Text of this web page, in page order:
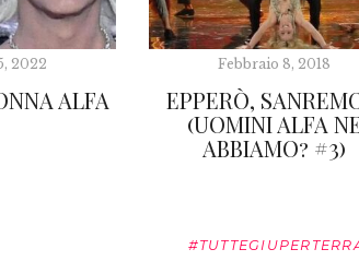
2022
ALFA
Febbraio 8, 2018
EPPERÒ,
(UOMINI ALFA
ABBIAMO? #3)